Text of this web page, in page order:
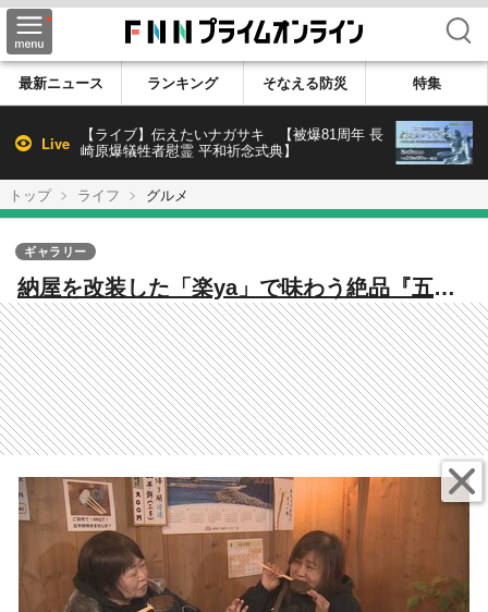
検索
最新ニュース ランキング そなえる防災 特集
Live
【ライブ】伝えたいナガサキ 【被爆81周年 長
崎原爆犠牲者慰霊 平和祈念式典】
トップ ライフ グルメ
納屋を改装した「楽ya」で味わう絶品『五平
餅』 えごまの魅力を高岡から発信
ギャラリー